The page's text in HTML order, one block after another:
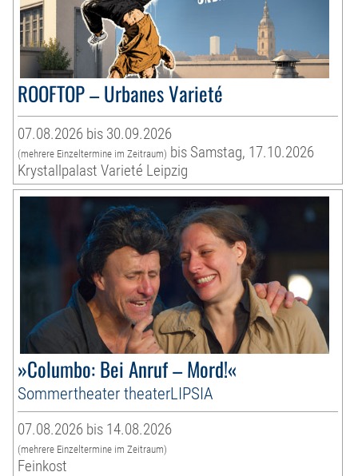
ROOFTOP – Urbanes Varieté
07.08.2026 bis 30.09.2026
(mehrere Einzeltermine im Zeitraum) bis Samstag, 17.10.2026
Krystallpalast Varieté Leipzig
»Columbo: Bei Anruf – Mord!«
Sommertheater theaterLIPSIA
07.08.2026 bis 14.08.2026
(mehrere Einzeltermine im Zeitraum)
Feinkost